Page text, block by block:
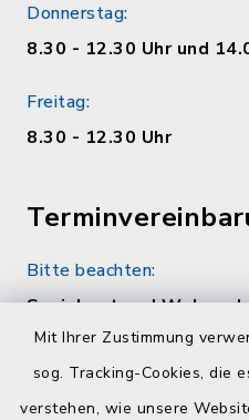
Mit Ihrer Zustimmung
sog. Tracking-Cookies, die
verstehen, wie unsere
Donnerstag:
8.30 - 12.30 Uhr und
Freitag:
8.30 - 12.30 Uhr
Bitte beachten:
Sozialamt und
telefonischer